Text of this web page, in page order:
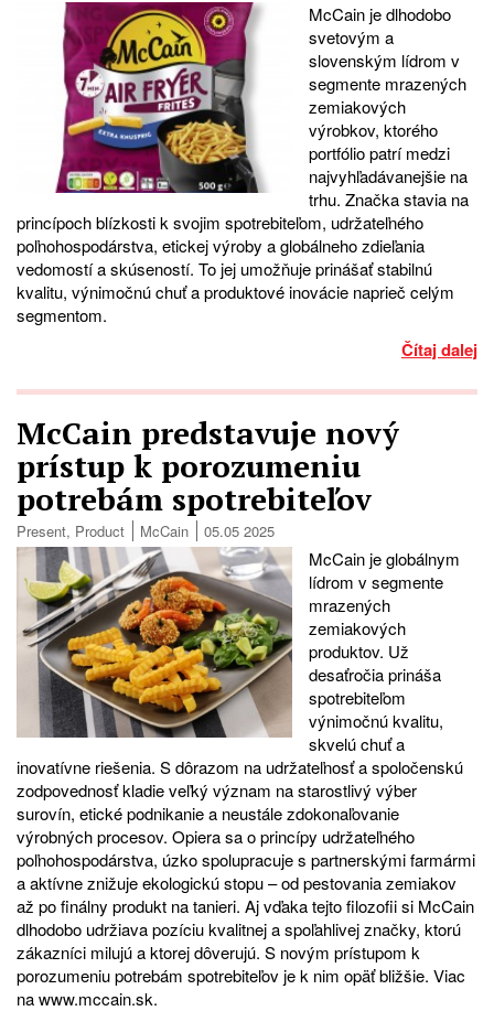
McCain je dlhodobo
svetovým a
slovenským lídrom v
segmente mrazených
zemiakových
výrobkov, ktorého
portfólio patrí medzi
najvyhľadávanejšie na
trhu. Značka stavia na
princípoch blízkosti k svojim spotrebiteľom, udržateľného
poľnohospodárstva, etickej výroby a globálneho zdieľania
vedomostí a skúseností. To jej umožňuje prinášať stabilnú
kvalitu, výnimočnú chuť a produktové inovácie naprieč celým
segmentom.
Čítaj dalej
McCain predstavuje nový
prístup k porozumeniu
potrebám spotrebiteľov
Present, Product McCain 05.05 2025
McCain je globálnym
lídrom v segmente
mrazených
zemiakových
produktov. Už
desaťročia prináša
spotrebiteľom
výnimočnú kvalitu,
skvelú chuť a
inovatívne riešenia. S dôrazom na udržateľnosť a spoločenskú
zodpovednosť kladie veľký význam na starostlivý výber
surovín, etické podnikanie a neustále zdokonaľovanie
výrobných procesov. Opiera sa o princípy udržateľného
poľnohospodárstva, úzko spolupracuje s partnerskými farmármi
a aktívne znižuje ekologickú stopu – od pestovania zemiakov
až po finálny produkt na tanieri. Aj vďaka tejto filozofii si McCain
dlhodobo udržiava pozíciu kvalitnej a spoľahlivej značky, ktorú
zákazníci milujú a ktorej dôverujú. S novým prístupom k
porozumeniu potrebám spotrebiteľov je k nim opäť bližšie. Viac
na www.mccain.sk.